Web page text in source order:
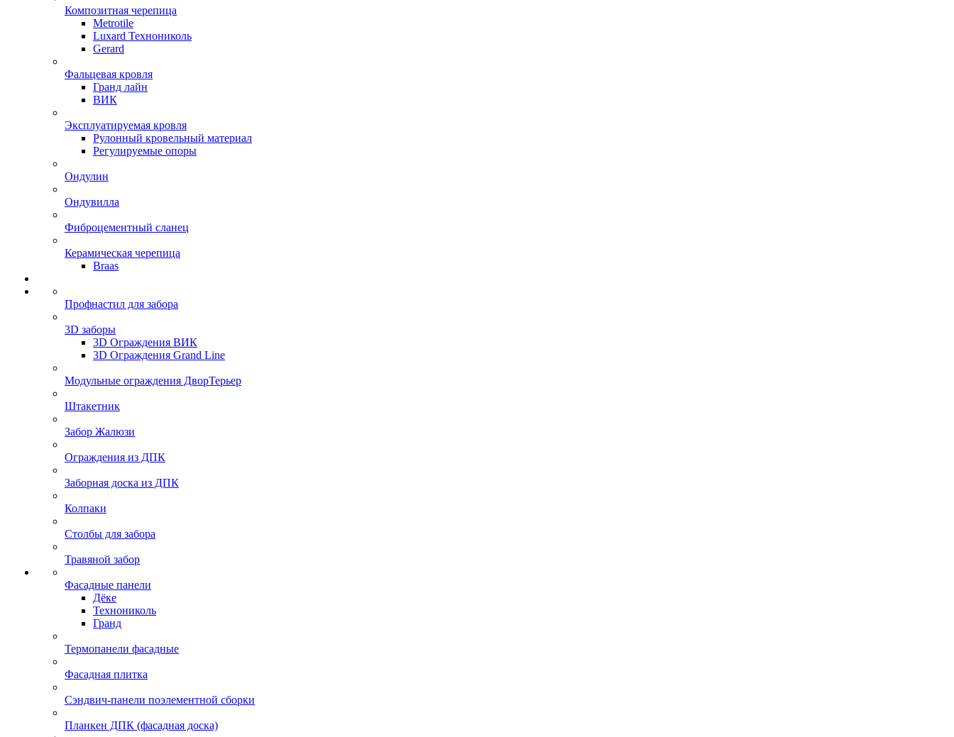
Композитная черепица
Metrotile
Luxard Технониколь
Gerard
Фальцевая кровля
Гранд лайн
ВИК
Эксплуатируемая кровля
Рулонный кровельный материал
Регулируемые опоры
Ондулин
Ондувилла
Фиброцементный сланец
Керамическая черепица
Braas
Профнастил для забора
3D заборы
3D Ограждения ВИК
3D Ограждения Grand Line
Модульные ограждения ДворТерьер
Штакетник
Забор Жалюзи
Ограждения из ДПК
Заборная доска из ДПК
Колпаки
Столбы для забора
Травяной забор
Фасадные панели
Дёке
Технониколь
Гранд
Термопанели фасадные
Фасадная плитка
Сэндвич-панели поэлементной сборки
Планкен ДПК (фасадная доска)